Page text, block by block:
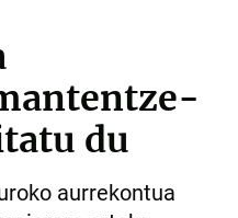
du
aurrekontua